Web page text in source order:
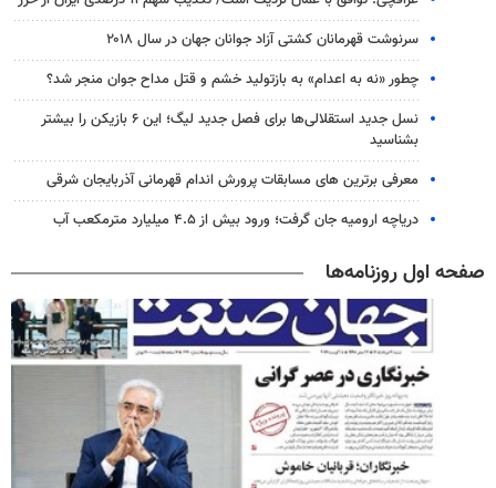
سرنوشت قهرمانان کشتی آزاد جوانان جهان در سال ۲۰۱۸
چطور «نه به اعدام» به بازتولید خشم و قتل مداح جوان منجر شد؟
نسل جدید استقلالی‌ها برای فصل جدید لیگ؛ این ۶ بازیکن را بیشتر
بشناسید
معرفی برترین های مسابقات پرورش اندام قهرمانی آذربایجان شرقی
دریاچه ارومیه جان گرفت؛ ورود بیش از ۴.۵ میلیارد مترمکعب آب
صفحه اول روزنامه‌ها